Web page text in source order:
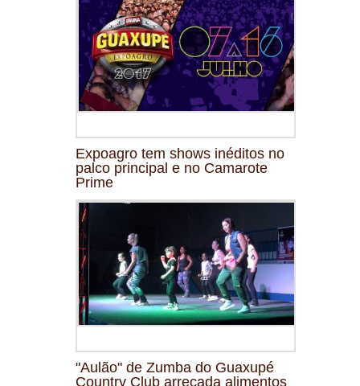
Expoagro tem shows inéditos no
palco principal e no Camarote
Prime
"Aulão" de Zumba do Guaxupé
Country Club arrecada alimentos